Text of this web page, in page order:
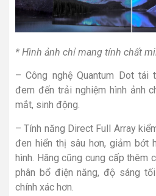
* Hình ảnh chỉ mang tính chất
– Công nghệ Quantum Dot tái
đem đến trải nghiệm hình ảnh
mắt, sinh động.
– Tính năng Direct Full Array
đen hiển thị sâu hơn, giảm bớt
hình. Hãng cũng cung cấp thêm
phân bổ điện năng, độ sáng
chính xác hơn.